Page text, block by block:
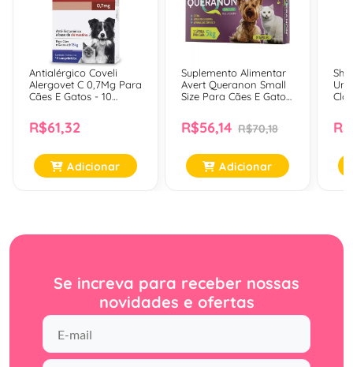
Antialérgico Coveli
Alergovet C 0,7Mg Para
Cães E Gatos - 10
R$61,32
Adicionar
Suplemento Alimentar
Avert Queranon Small
Size Para Cães E Gatos
R$56,14 R$70,18
Adicionar
Se increva para receber nossas
novidades e ofertas